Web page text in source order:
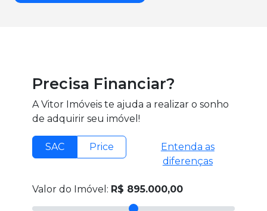
Precisa Financiar?
A Vitor Imóveis te ajuda a realizar o sonho
de adquirir seu imóvel!
SAC Price
Entenda as
diferenças
Valor do Imóvel: R$ 895.000,00